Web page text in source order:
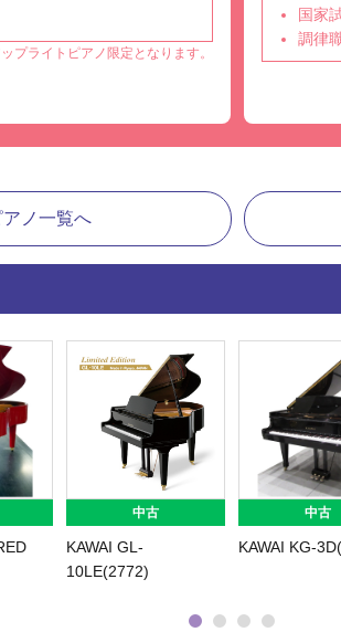
プライトピアノ限定となります。
国家
調律
アノ一覧へ
中古
KAWAI GL-
10LE(2772)
中古
KAWAI KG-